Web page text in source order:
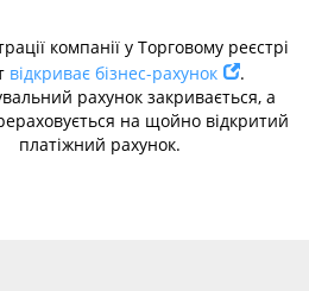
компанії у Торговому реєстрі
відкриває бізнес-рахунок
.
рахунок закривається, а
на щойно відкритий
платіжний рахунок.